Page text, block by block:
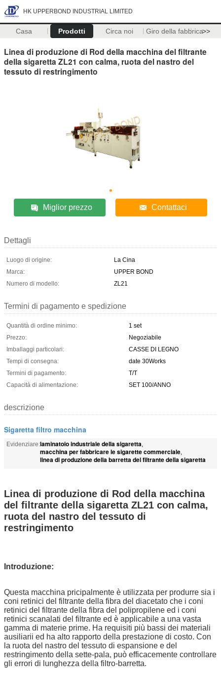
HK UPPERBOND INDUSTRIAL LIMITED
Casa Prodotti Circa noi Giro della fabbrica>>
Linea di produzione di Rod della macchina del filtrante
della sigaretta ZL21 con calma, ruota del nastro del
tessuto di restringimento
Miglior prezzo Contattaci
Dettagli
Luogo di origine:
La Cina
Marca:
UPPER BOND
Numero di modello:
ZL21
Termini di pagamento e spedizione
Quantità di ordine minimo:
1 set
Prezzo:
Negoziabile
Imballaggi particolari:
CASSE DI LEGNO
Tempi di consegna:
date 30Works
Termini di pagamento:
T/T
Capacità di alimentazione:
SET 100/ANNO
descrizione
Sigaretta filtro macchina
Evidenziare:laminatoio industriale della sigaretta,
macchina per fabbricare le sigarette commerciale,
linea di produzione della barretta del filtrante della sigaretta
Linea di produzione di Rod della macchina
del filtrante della sigaretta ZL21 con calma,
ruota del nastro del tessuto di
restringimento
Introduzione:
Questa macchina pricipalmente è utilizzata per produrre sia i
coni retinici del filtrante della fibra del diacetato che i coni
retinici del filtrante della fibra del polipropilene ed i coni
retinici scanalati del filtrante ed è applicabile a una vasta
gamma di materie prime. Ha requisiti più bassi dei materiali
ausiliarii ed ha alto rapporto della prestazione di costo. Con
la ruota del nastro del tessuto di espansione e del
restringimento della sette-pala, può efficacemente controllare
gli errori di lunghezza della filtro-barretta.